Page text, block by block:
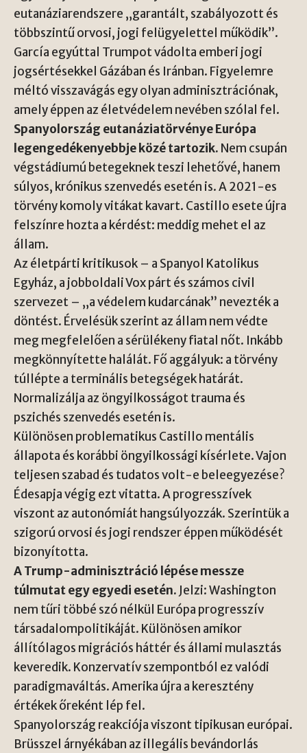
eutanáziarendszere „garantált, szabályozott és
többszintű orvosi, jogi felügyelettel működik”.
García egyúttal Trumpot vádolta emberi jogi
jogsértésekkel Gázában és Iránban. Figyelemre
méltó visszavágás egy olyan adminisztrációnak,
amely éppen az életvédelem nevében szólal fel.
Spanyolország eutanáziatörvénye Európa
legengedékenyebbje közé tartozik. Nem csupán
végstádiumú betegeknek teszi lehetővé, hanem
súlyos, krónikus szenvedés esetén is. A 2021-es
törvény komoly vitákat kavart. Castillo esete újra
felszínre hozta a kérdést: meddig mehet el az
állam.
Az életpárti kritikusok – a Spanyol Katolikus
Egyház, a jobboldali Vox párt és számos civil
szervezet – „a védelem kudarcának” nevezték a
döntést. Érvelésük szerint az állam nem védte
meg megfelelően a sérülékeny fiatal nőt. Inkább
megkönnyítette halálát. Fő aggályuk: a törvény
túllépte a terminális betegségek határát.
Normalizálja az öngyilkosságot trauma és
pszichés szenvedés esetén is.
Különösen problematikus Castillo mentális
állapota és korábbi öngyilkossági kísérlete. Vajon
teljesen szabad és tudatos volt-e beleegyezése?
Édesapja végig ezt vitatta. A progresszívek
viszont az autonómiát hangsúlyozzák. Szerintük a
szigorú orvosi és jogi rendszer éppen működését
bizonyította.
A Trump-adminisztráció lépése messze
túlmutat egy egyedi esetén. Jelzi: Washington
nem tűri többé szó nélkül Európa progresszív
társadalompolitikáját. Különösen amikor
állítólagos migrációs háttér és állami mulasztás
keveredik. Konzervatív szempontból ez valódi
paradigmaváltás. Amerika újra a keresztény
értékek őreként lép fel.
Spanyolország reakciója viszont tipikusan európai.
Brüsszel árnyékában az illegális bevándorlás